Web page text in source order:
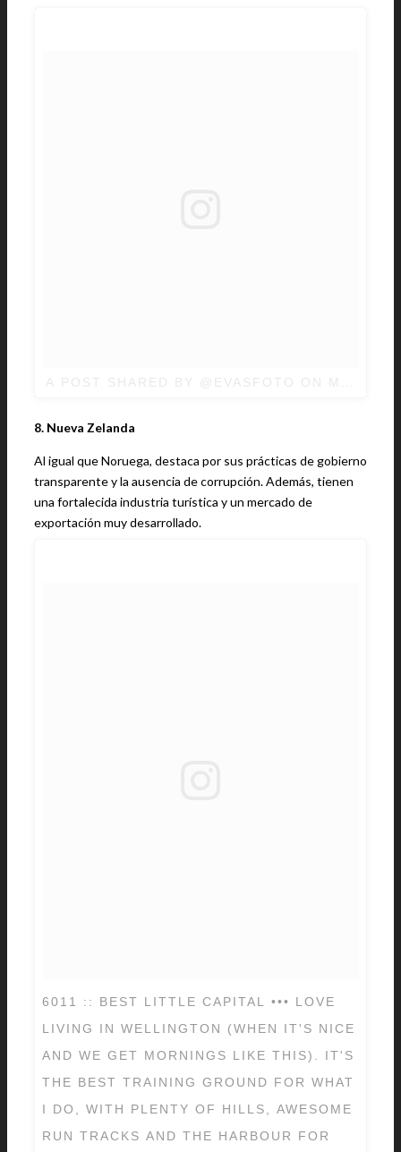
8. Nueva Zelanda
Al igual que Noruega, destaca por sus prácticas de gobierno
transparente y la ausencia de corrupción. Además, tienen
una fortalecida industria turística y un mercado de
exportación muy desarrollado.
6011 :: BEST LITTLE CAPITAL ••• LOVE
LIVING IN WELLINGTON (WHEN IT'S NICE
AND WE GET MORNINGS LIKE THIS). IT'S
THE BEST TRAINING GROUND FOR WHAT
I DO, WITH PLENTY OF HILLS, AWESOME
RUN TRACKS AND THE HARBOUR FOR